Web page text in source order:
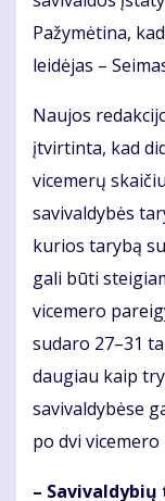
Pažymėtina,
leidėjas –
Naujos
įtvirtinta, kad
vicemerų
savivaldybės
kurios tarybą
gali būti
vicemero
sudaro 27–31
daugiau kaip
savivaldybėse
po dvi
–